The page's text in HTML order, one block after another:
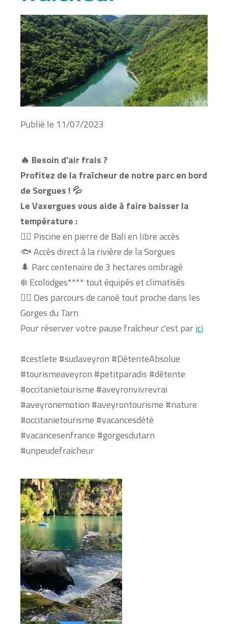
Publié le 11/07/2023
🔥 Besoin d'air frais ?
Profitez de la fraîcheur de notre parc en bord
de Sorgues ! 💦
Le Vaxergues vous aide à faire baisser la
température :
🏊‍♂️ Piscine en pierre de Bali en libre accès
🐟 Accès direct à la rivière de la Sorgues
🌲 Parc centenaire de 3 hectares ombragé
❄️ Ecolodges**** tout équipés et climatisés
🚣‍♀️ Des parcours de canoé tout proche dans les
Gorges du Tarn
Pour réserver votre pause fraîcheur c'est parici
#cestlete #sudaveyron #DétenteAbsolue
#tourismeaveyron #petitparadis #détente
#occitanietourisme #aveyronvivrevrai
#aveyronemotion #aveyrontourisme #nature
#occitanietourisme #vacancesdété
#vacancesenfrance #gorgesdutarn
#unpeudefraicheur